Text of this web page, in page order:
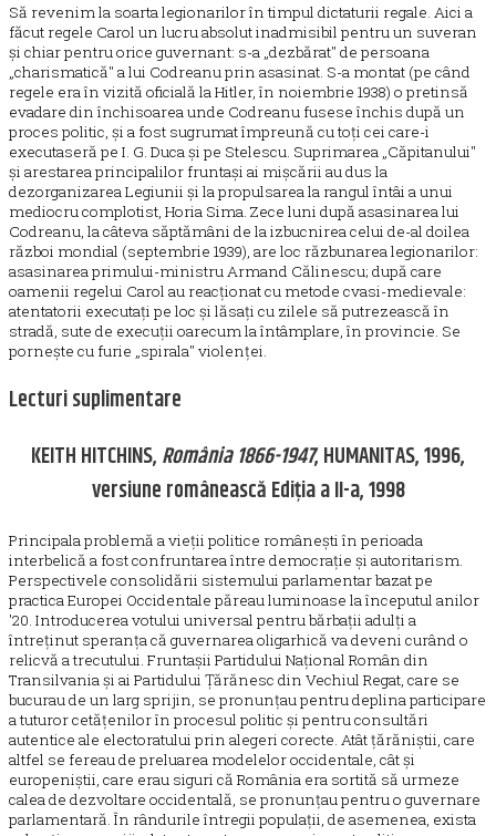
Să revenim la soarta legionarilor în timpul dictaturii regale. Aici a
făcut regele Carol un lucru absolut inadmisibil pentru un suveran
și chiar pentru orice guvernant: s-a „dezbărat" de persoana
„charismatică" a lui Codreanu prin asasinat. S-a montat (pe când
regele era în vizită oficială la Hitler, în noiembrie 1938) o pretinsă
evadare din închisoarea unde Codreanu fusese închis după un
proces politic, și a fost sugrumat împreună cu toți cei care-i
executaseră pe I. G. Duca și pe Stelescu. Suprimarea „Căpitanului"
și arestarea principalilor fruntași ai mișcării au dus la
dezorganizarea Legiunii și la propulsarea la rangul întâi a unui
mediocru complotist, Horia Sima. Zece luni după asasinarea lui
Codreanu, la câteva săptămâni de la izbucnirea celui de-al doilea
război mondial (septembrie 1939), are loc răzbunarea legionarilor:
asasinarea primului-ministru Armand Călinescu; după care
oamenii regelui Carol au reacționat cu metode cvasi-medievale:
atentatorii executați pe loc și lăsați cu zilele să putrezească în
stradă, sute de execuții oarecum la întâmplare, în provincie. Se
pornește cu furie „spirala" violenței.
Lecturi suplimentare
KEITH HITCHINS,România 1866-1947, HUMANITAS, 1996,
versiune românească Ediția a II-a, 1998
Principala problemă a vieții politice românești în perioada
interbelică a fost confruntarea între democrație și autoritarism.
Perspectivele consolidării sistemului parlamentar bazat pe
practica Europei Occidentale păreau luminoase la începutul anilor
'20. Introducerea votului universal pentru bărbații adulți a
întreținut speranța că guvernarea oligarhică va deveni curând o
relicvă a trecutului. Fruntașii Partidului Național Român din
Transilvania și ai Partidului Țărănesc din Vechiul Regat, care se
bucurau de un larg sprijin, se pronunțau pentru deplina participare
a tuturor cetățenilor în procesul politic și pentru consultări
autentice ale electoratului prin alegeri corecte. Atât țărăniștii, care
altfel se fereau de preluarea modelelor occidentale, cât și
europeniștii, care erau siguri că România era sortită să urmeze
calea de dezvoltare occidentală, se pronunțau pentru o guvernare
parlamentară. În rândurile întregii populații, de asemenea, exista